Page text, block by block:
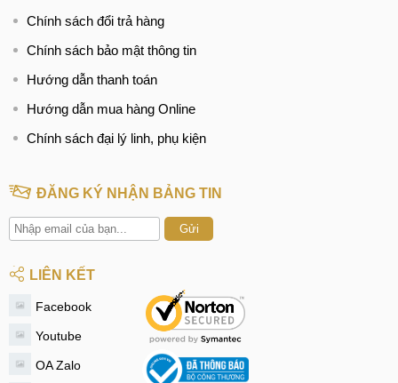
Chính sách đổi trả hàng
Chính sách bảo mật thông tin
Hướng dẫn thanh toán
Hướng dẫn mua hàng Online
Chính sách đại lý linh, phụ kiện
ĐĂNG KÝ NHẬN BẢNG TIN
Gửi
LIÊN KẾT
Facebook
Youtube
OA Zalo